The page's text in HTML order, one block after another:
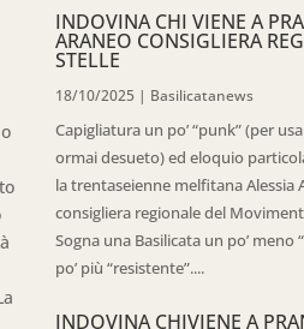
INDOVINA CHI VIENE A
ARANEO CONSIGLIERA
STELLE
18/10/2025 | Basilicatanews
Capigliatura un po’ “punk” (per
ormai desueto) ed eloquio
la trentaseienne melfitana Alessia
consigliera regionale del
Sogna una Basilicata un po’ meno
po’ più “resistente”....
INDOVINA CHIVIENE A